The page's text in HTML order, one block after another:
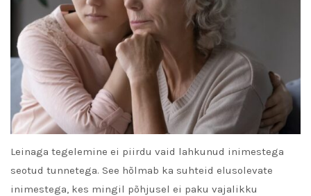
Leinaga tegelemine ei piirdu vaid lahkunud inimestega
seotud tunnetega. See hõlmab ka suhteid elusolevate
inimestega, kes mingil põhjusel ei paku vajalikku